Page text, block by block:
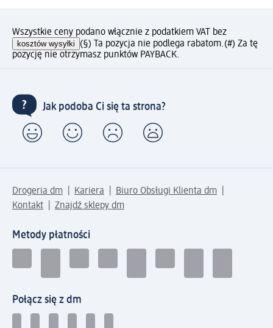
Wszystkie ceny podano włącznie z podatkiem VAT bez
kosztów wysyłki (§) Ta pozycja nie podlega rabatom.(#) Za tę
pozycję nie otrzymasz punktów PAYBACK.
Jak podoba Ci się ta strona?
Drogeria dm Kariera
Biuro Obsługi Klienta dm
Kontakt
Znajdź sklepy dm
Metody płatności
Połącz się z dm